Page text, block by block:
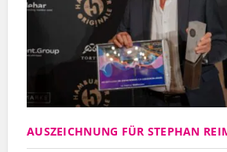
AUSZEICHNUNG FÜR STEPHAN